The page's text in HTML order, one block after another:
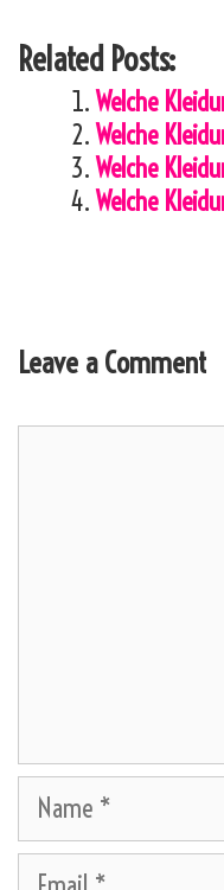
Related Posts:
Welche
Welche
Welche
Welche
Leave a Comment
Name
Email